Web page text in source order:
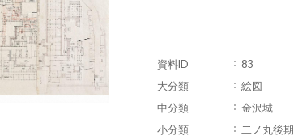
資料ID
83
大分類
絵図
中分類
金沢城
小分類
二ノ丸後期